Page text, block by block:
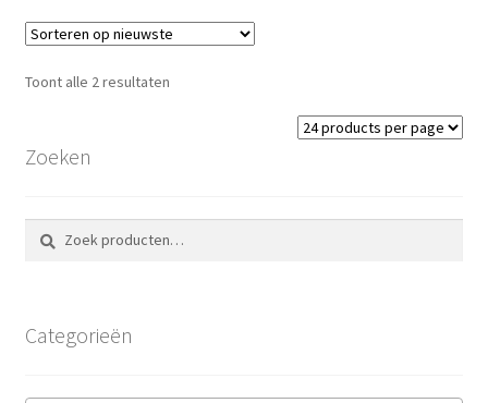
Toont alle 2 resultaten
Zoeken
Zoeken
naar:
Zoeken
Categorieën